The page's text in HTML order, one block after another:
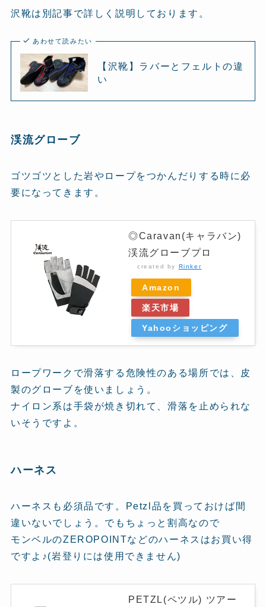
沢靴は別記事で詳しく説明しております。
あわせて読みたい
【沢靴】ラバーとフェルトの違
い
渓流グローブ
ゴツゴツとした岩やロープをつかんだりする時に必
要になってきます。
◎Caravan(キャラバン)
渓流グローブプロ
created by Rinker
Amazon
楽天市場
Yahooショッピング
ロープワークで滑落する危険性のある場所では、皮
製のグローブを使いましょう。
ナイロン系は手袋が焼き切れて、滑落を止められな
いそうですよ。
ハーネス
ハーネスも必須品です。Petzl品を買っておけば間
違いないでしょう。でもちょっと割高なので
モンベルのZEROPOINTなどのハーネスはお買い得
ですよ♪(岩登りには使用できません)
PETZL(ペツル) ツアー